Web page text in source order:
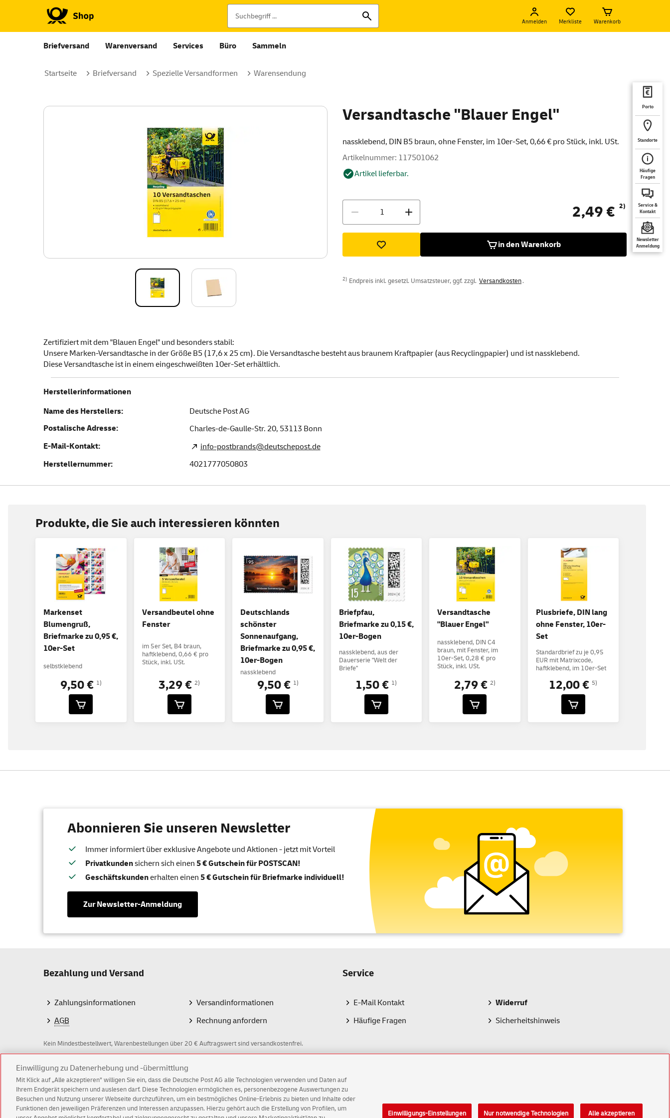
Anmelden Merkliste Warenkorb
Briefversand Warenversand Services Büro Sammeln
Porto
Standorte
Häufige
Fragen
Service &
Kontakt
Newsletter
Anmeldung
Startseite Briefversand Spezielle Versandformen Warensendung
Versandtasche "Blauer Engel"
nassklebend, DIN B5 braun, ohne Fenster, im 10er-Set, 0,66 € pro Stück, inkl. USt.
Artikelnummer: 117501062
Artikel lieferbar.
2,49 € 2)
in den Warenkorb
2) Endpreis inkl. gesetzl. Umsatzsteuer, ggf. zzgl. Versandkosten.
Zertifiziert mit dem "Blauen Engel" und besonders stabil:
Unsere Marken-Versandtasche in der Größe B5 (17,6 x 25 cm). Die Versandtasche besteht aus braunem Kraftpapier (aus Recyclingpapier) und ist nassklebend.
Diese Versandtasche ist in einem eingeschweißten 10er-Set erhältlich.
Herstellerinformationen
Name des Herstellers:
Deutsche Post AG
Postalische Adresse:
Charles-de-Gaulle-Str. 20, 53113 Bonn
E-Mail-Kontakt:
info-postbrands@deutschepost.de
Herstellernummer:
4021777050803
Produkte, die Sie auch interessieren könnten
Markenset
Blumengruß,
Briefmarke zu 0,95 €,
10er-Set
selbstklebend
9,50 € 1)
Versandbeutel ohne
Fenster
im 5er Set, B4 braun,
haftklebend, 0,66 € pro
Stück, inkl. USt.
3,29 €2)
Deutschlands
schönster
Sonnenaufgang,
Briefmarke zu 0,95 €,
10er-Bogen
nassklebend
9,50 € 1)
Briefpfau,
Briefmarke zu 0,15 €,
10er-Bogen
nassklebend, aus der
Dauerserie "Welt der
Briefe"
1,50 € 1)
Versandtasche
"Blauer Engel"
nassklebend, DIN C4
braun, mit Fenster, im
10er-Set, 0,28 € pro
Stück, inkl. USt.
2,79 € 2)
Plusbriefe, DIN lang
ohne Fenster, 10er-
Set
Standardbrief zu je 0,95
EUR mit Matrixcode,
haftklebend, im 10er-Set
12,00 € 5)
Abonnieren Sie unseren Newsletter
Immer informiert über exklusive Angebote und Aktionen - jetzt mit Vorteil
Privatkundensichern sich einen 5 € Gutschein für POSTSCAN!
Geschäftskundenerhalten einen 5 € Gutschein für Briefmarke individuell!
Zur Newsletter-Anmeldung
Bezahlung und Versand
Zahlungsinformationen
AGB
Versandinformationen
Rechnung anfordern
Service
E-Mail Kontakt
Häufige Fragen
Widerruf
Sicherheitshinweis
Kein Mindestbestellwert, Warenbestellungen über 20 € Auftragswert sind versandkostenfrei.
Z
a
h
Einwilligung zu Datenerhebung und -übermittlung
Mit Klick auf „Alle akzeptieren” willigen Sie ein, dass die Deutsche Post AG alle Technologien verwenden und Daten auf
Ihrem Endgerät speichern und auslesen darf. Diese Technologien ermöglichen es, personenbezogene Auswertungen zu
Besuchen und Nutzung unserer Webseite durchzuführen, um ein bestmögliches Online-Erlebnis zu bieten und Inhalte oder
Funktionen den jeweiligen Präferenzen und Interessen anzupassen. Hierzu gehört auch die Erstellung von Profilen, um
Einwilligungs-Einstellungen Nur notwendige Technologien Alle akzeptieren